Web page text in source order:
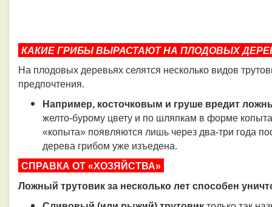
КАКИЕ ГРИБЫ ВЫРАСТАЮТ НА ПЛОДОВЫХ
На плодовых деревьях селятся несколько видов
предпочтения.
Например, косточковым и груше вредит
желто-бурому цвету и по шляпкам в форме
«копыта» появляются лишь через два-три года
дерева грибом уже изъедена.
СПРАВКА ОТ «ХОЗЯЙСТВА»
Ложный трутовик за несколько лет способен